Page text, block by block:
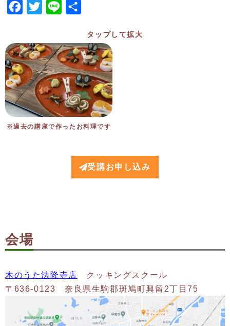
Facebook
TwitterLine
タップして拡大
※過去の講座で作ったお料理です
受講お申し込み
会場
木のうた法隆寺店
クッキングスクール
〒636-0123 奈良県生駒郡斑鳩町興留2丁目75